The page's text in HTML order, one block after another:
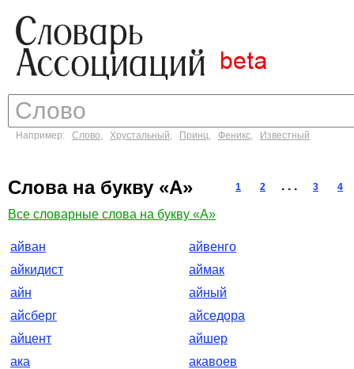
Например: Слово, Хрустальный, Принц, Феникс, Известный
Слова на букву «А» 1 2 . . . 3 4
Все словарные слова на букву «А»
айван
айвенго
айкидист
аймак
айн
айный
айсберг
айседора
айцент
айшер
ака
акавоев